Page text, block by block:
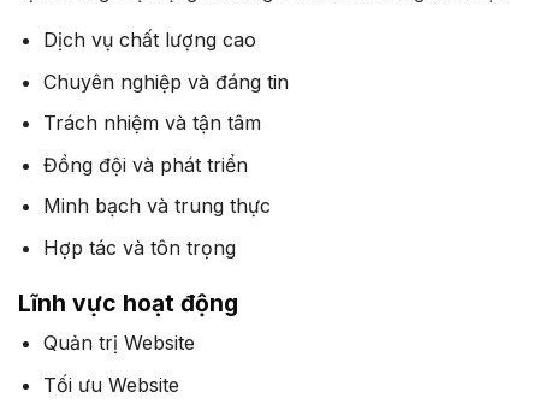
Dịch vụ chất lượng cao
Chuyên nghiệp và đáng tin
Trách nhiệm và tận tâm
Đồng đội và phát triển
Minh bạch và trung thực
Hợp tác và tôn trọng
Lĩnh vực hoạt động
Quản trị Website
Tối ưu Website